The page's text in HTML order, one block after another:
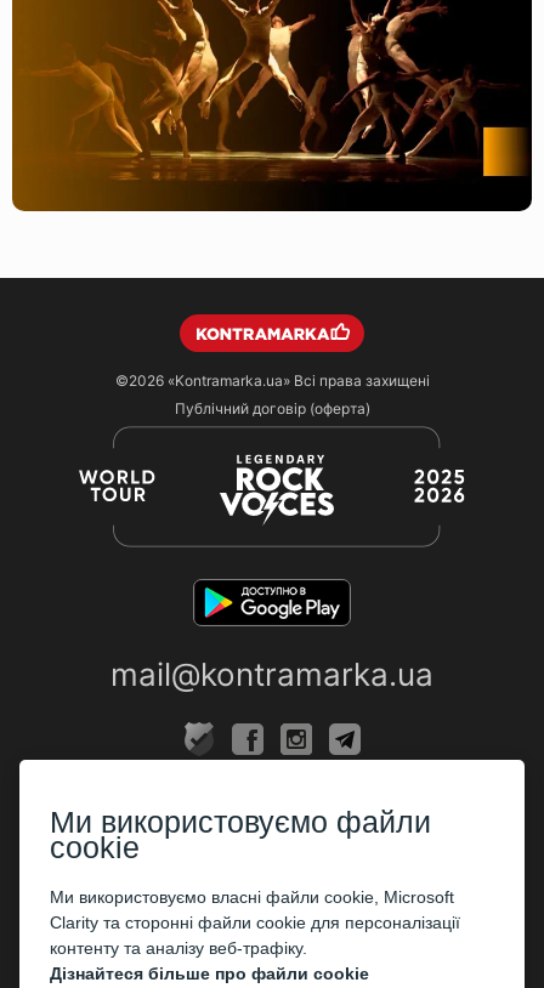
©2026 «Kontramarka.ua»Всі права захищені
Публічний договір (оферта)
mail@kontramarka.ua
Каси
ПАРТНЕРАМ
Організаторам
Корпоративним клієнтам
Ми використовуємо файли
cookie
Ми використовуємо власні файли cookie, Microsoft
Clarity та сторонні файли cookie для персоналізації
контенту та аналізу веб-трафіку.
Дізнайтеся більше про файли cookie